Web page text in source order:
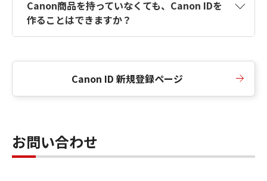
Canon商品を持っていなくても、Canon IDを
作ることはできますか？
Canon ID 新規登録ページ
お問い合わせ